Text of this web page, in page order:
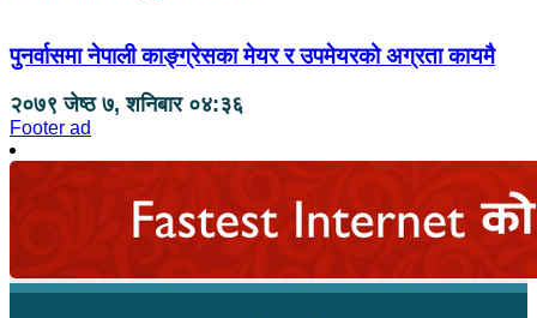
पुनर्वासमा नेपाली काङ्ग्रेसका मेयर र उपमेयरको अग्रता कायमै
२०७९ जेष्ठ ७, शनिबार ०४:३६
Footer ad